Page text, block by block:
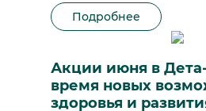
Подробнее
Акции июня в
время новых
здоровья и